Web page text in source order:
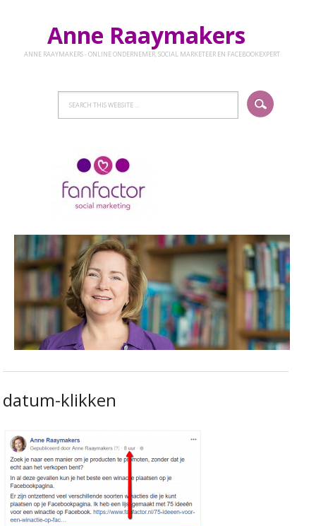
Anne Raaymakers
ANNE RAAYMAKERS - ONLINE ONDERNEMER, SOCIAL MARKETEER EN FACEBOOKEXPERT
datum-klikken